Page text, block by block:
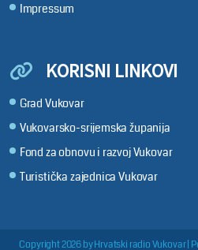
Impressum
KORISNI LINKOVI
Grad Vukovar
Vukovarsko-srijemska županija
Fond za obnovu i razvoj Vukovar
Turistička zajednica Vukovar
Copyright 2026 by Hrvatski radio Vukovar|